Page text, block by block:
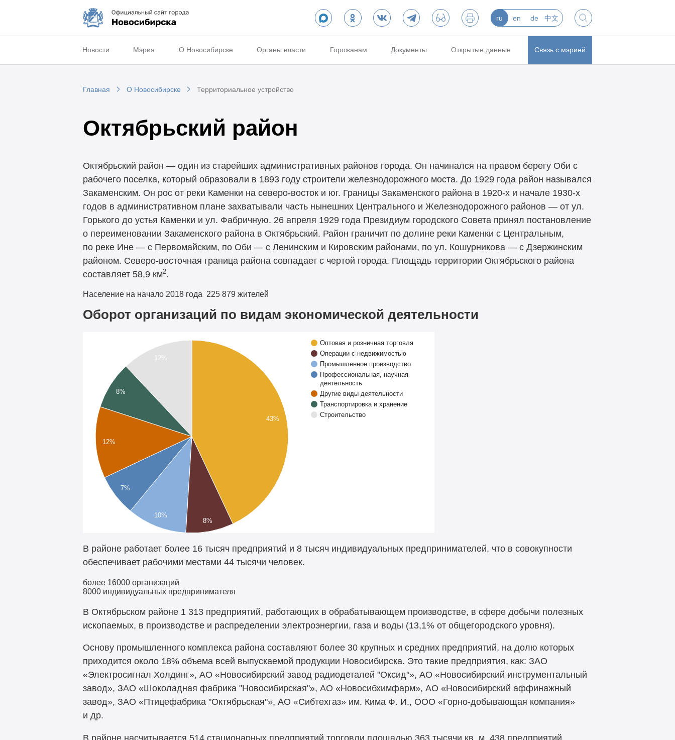
ru en de 中文
Новости Мэрия О Новосибирске Органы власти Горожанам Документы Открытые данные Связь с мэрией
Главная О Новосибирске Территориальное устройство
Октябрьский район
Октябрьский район — один из старейших административных районов города. Он начинался на правом берегу Оби с
рабочего поселка, который образовали в 1893 году строители железнодорожного моста. До 1929 года район назывался
Закаменским. Он рос от реки Каменки на северо-восток и юг. Границы Закаменского района в 1920-хи начале 1930-х
годов в административном плане захватывали часть нынешних Центрального и Железнодорожного районов — от ул.
Горького до устья Каменки и ул. Фабричную. 26 апреля 1929 года Президиум городского Совета принял постановление
о переименовании Закаменского района в Октябрьский. Район граничит по долине реки Каменки с Центральным,
по реке Ине — с Первомайским, по Оби — с Ленинским и Кировским районами, по ул. Кошурникова — с Дзержинским
районом. Северо-восточная граница района совпадает с чертой города. Площадь территории Октябрьского района
составляет 58,9 км2.
Население на начало 2018 года 225 879жителей
Оборот организаций по видам экономической деятельности
Оптовая и розничная торговля
Операции с недвижимостью
Промышленное производство
Профессиональная, научная
деятельность
Другие виды деятельности
Транспортировка и хранение
Строительство
43%
12%
8%
12%
7%
10%
8%
В районе работает более 16 тысяч предприятий и 8 тысяч индивидуальных предпринимателей, что в совокупности
обеспечивает рабочими местами 44 тысячи человек.
более 16000 организаций
8000 индивидуальных предпринимателя
В Октябрьском районе 1 313 предприятий, работающих в обрабатывающем производстве, в сфере добычи полезных
ископаемых, в производстве и распределении электроэнергии, газа и воды (13,1% от общегородского уровня).
Основу промышленного комплекса района составляют более 30 крупных и средних предприятий, на долю которых
приходится около 18% объема всей выпускаемой продукции Новосибирска. Это такие предприятия, как: ЗАО
«Электросигнал Холдинг», АО «Новосибирский завод радиодеталей "Оксид"», АО «Новосибирский инструментальный
завод», ЗАО «Шоколадная фабрика "Новосибирская"», АО «Новосибхимфарм», АО «Новосибирский аффинажный
завод», ЗАО «Птицефабрика "Октябрьская"», АО «Сибтехгаз» им. Кима Ф. И., ООО «Горно-добывающая компания»
и др.